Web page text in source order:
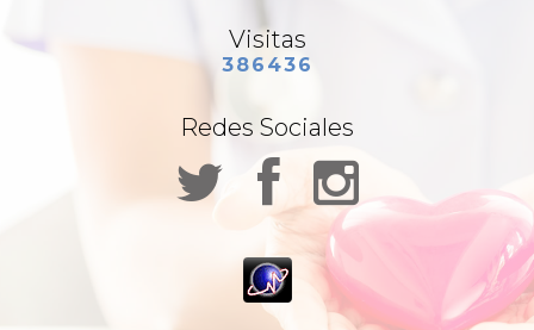
Visitas
386436
Redes Sociales